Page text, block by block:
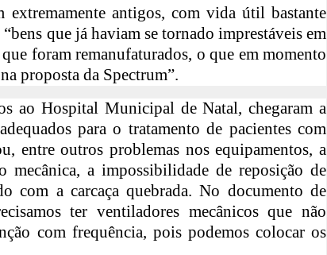
extremamente antigos, com vida útil bastante
que já haviam se tornado imprestáveis em
foram remanufaturados, o que em momento
proposta da Spectrum”.
ao Hospital Municipal de Natal, chegaram a
para o tratamento de pacientes com
entre outros problemas nos equipamentos, a
mecânica, a impossibilidade de reposição de
com a carcaça quebrada. No documento de
ter ventiladores mecânicos que não
com frequência, pois podemos colocar os